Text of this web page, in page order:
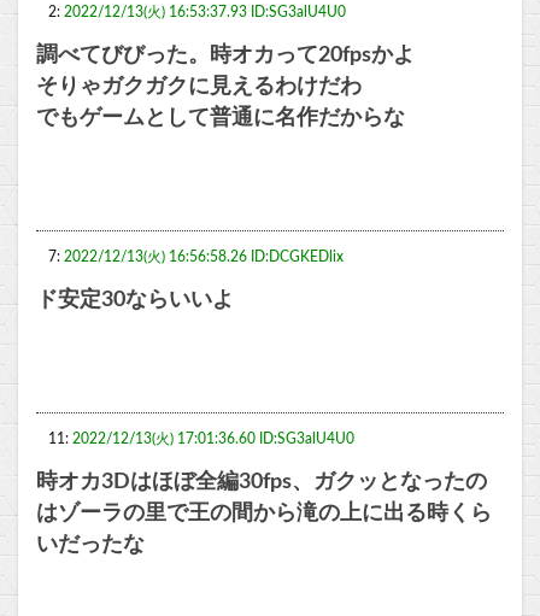
2: 2022/12/13(火) 16:53:37.93 ID:SG3alU4U0
調べてびびった。時オカって20fpsかよ
そりゃガクガクに見えるわけだわ
でもゲームとして普通に名作だからな
7: 2022/12/13(火) 16:56:58.26 ID:DCGKEDlix
ド安定30ならいいよ
11: 2022/12/13(火) 17:01:36.60 ID:SG3alU4U0
時オカ3Dはほぼ全編30fps、ガクッとなったの
はゾーラの里で王の間から滝の上に出る時くら
いだったな